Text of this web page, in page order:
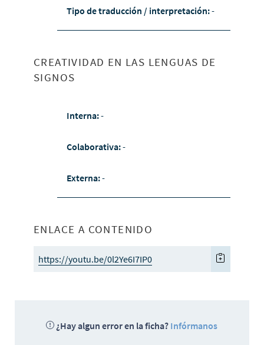
Tipo de traducción / interpretación:-
CREATIVIDAD EN LAS LENGUAS DE
SIGNOS
Interna:-
Colaborativa:-
Externa:-
ENLACE A CONTENIDO
https://youtu.be/0l2Ye6I7IP0
¿Hay algun error en la ficha? Infórmanos